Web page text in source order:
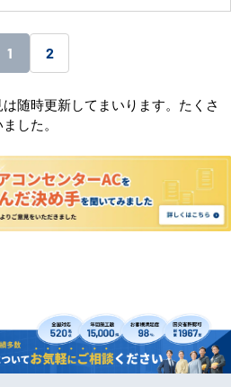
1 2
随時更新してまいります。たくさ
した。